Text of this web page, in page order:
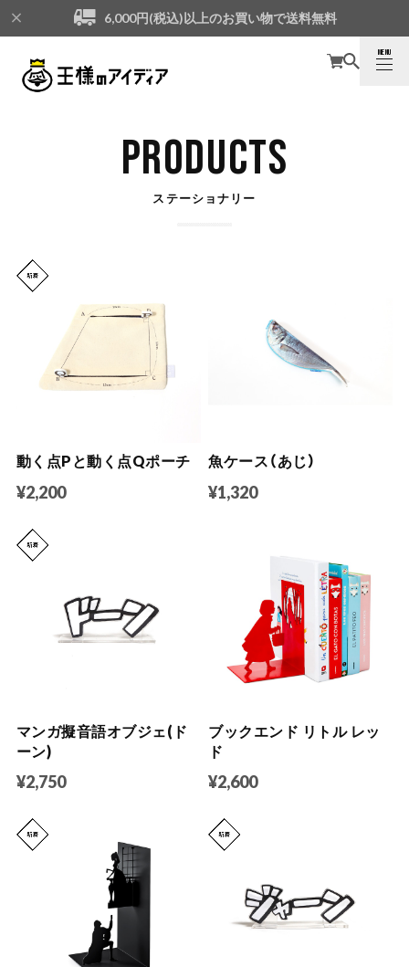
6,000円(税込)以上のお買い物で送料無料
MENU
CLOSE
PRODUCTS
ステーショナリー
動く点Pと動く点Qポーチ
¥2,200
魚ケース（あじ）
¥1,320
マンガ擬音語オブジェ(ド
ーン)
¥2,750
ブックエンド リトル レッ
ド
¥2,600